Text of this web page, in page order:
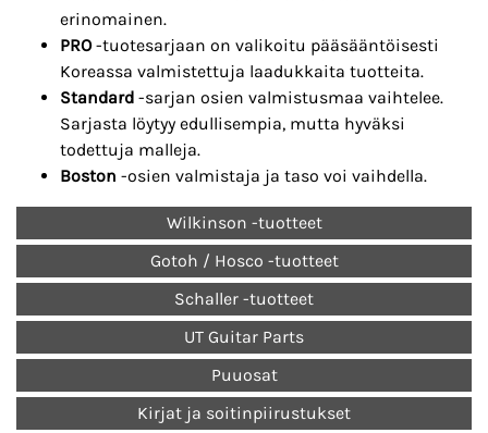
erinomainen.
PRO-tuotesarjaan on valikoitu pääsääntöisesti
Koreassa valmistettuja laadukkaita tuotteita.
Standard -sarjan osien valmistusmaa vaihtelee.
Sarjasta löytyy edullisempia, mutta hyväksi
todettuja malleja.
Boston -osien valmistaja ja taso voi vaihdella.
Wilkinson -tuotteet
Gotoh / Hosco -tuotteet
Schaller -tuotteet
UT Guitar Parts
Puuosat
Kirjat ja soitinpiirustukset